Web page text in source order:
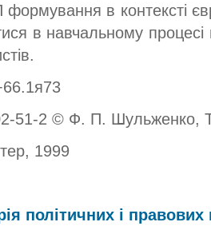
в контексті
в навчальному
51-2 © Ф. П. Шульженко,
1999
політичних і